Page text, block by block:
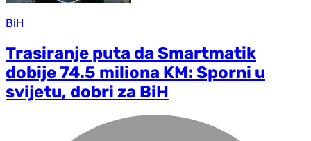
BiH
Trasiranje puta da Smartmatik
dobije 74.5 miliona KM: Sporni u
svijetu, dobri za BiH